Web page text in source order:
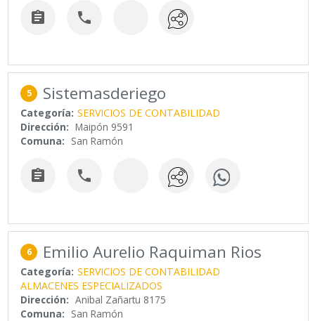
 
5 Sistemasderiego
Categoría: SERVICIOS DE CONTABILIDAD
Dirección: Maipón 9591
Comuna: San Ramón
 
6 Emilio Aurelio Raquiman Rios
Categoría: SERVICIOS DE CONTABILIDAD
ALMACENES ESPECIALIZADOS
Dirección: Anibal Zañartu 8175
Comuna: San Ramón